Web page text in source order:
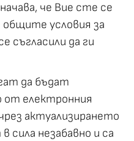
че Вие сте се
общите условия за
съгласили да ги
да бъдат
от електронния
актуализирането
сила незабавно и са